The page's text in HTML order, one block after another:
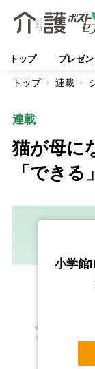
トップ プレゼン
トップ 連載
連載
猫が母
「できる」
小学館